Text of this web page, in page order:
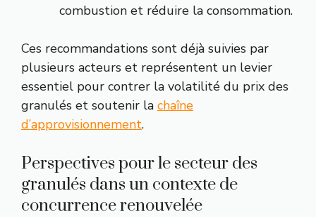
combustion et réduire la consommation.
Ces recommandations sont déjà suivies par
plusieurs acteurs et représentent un levier
essentiel pour contrer la volatilité du prix des
granulés et soutenir la chaîne
d’approvisionnement.
Perspectives pour le secteur des
granulés dans un contexte de
concurrence renouvelée